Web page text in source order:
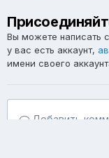
Вы можете написать
у вас есть аккаунт,
имени своего
Добавить